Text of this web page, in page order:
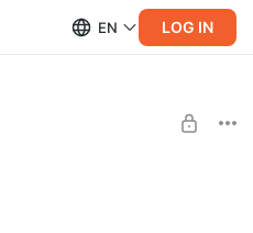
EN LOG IN